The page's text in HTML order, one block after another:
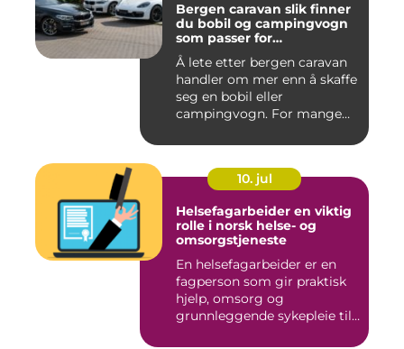
Bergen caravan slik finner
du bobil og campingvogn
som passer for
vestlandsværet
Å lete etter bergen caravan
handler om mer enn å skaffe
seg en bobil eller
campingvogn. For mange
10. jul
Helsefagarbeider en viktig
rolle i norsk helse- og
omsorgstjeneste
En helsefagarbeider er en
fagperson som gir praktisk
hjelp, omsorg og
grunnleggende sykepleie til